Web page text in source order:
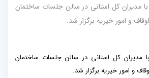
مدیران کل استانی در سالن جلسات ساختمان
و امور خیریه برگزار شد.
مدیران کل استانی در سالن جلسات ساختمان
و امور خیریه برگزار شد.